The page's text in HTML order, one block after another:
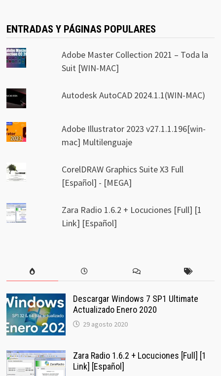
ENTRADAS Y PÁGINAS POPULARES
Adobe Master Collection 2021 – Toda la
Suit [WIN-MAC]
Autodesk AutoCAD 2024.1.1(WIN-MAC)
Adobe Illustrator 2023 v27.1.1.196[win-
mac] Multilenguaje
CorelDRAW Graphics Suite X3 Full
[Español] - [MEGA]
Zara Radio 1.6.2 + Locuciones [Full] [1
Link] [Español]
Descargar Windows 7 SP1 Ultimate
Actualizado Enero 2020
29 agosto 2020
Zara Radio 1.6.2 + Locuciones [Full] [1
Link] [Español]